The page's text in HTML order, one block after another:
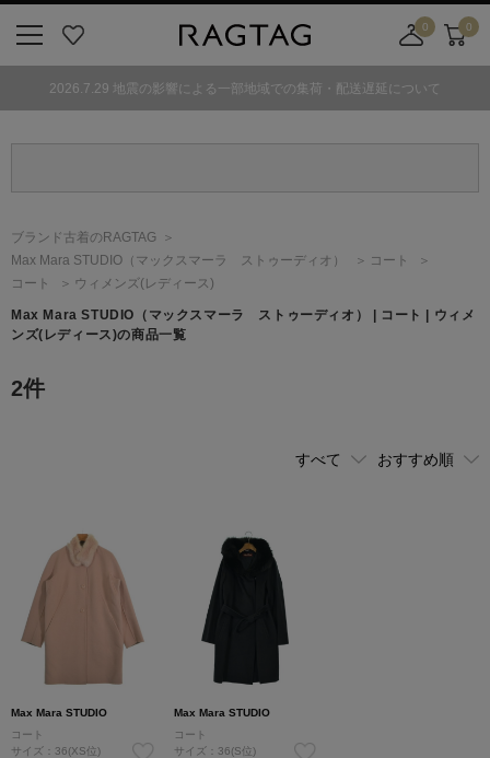
気
0
舗
カ
0
2026.7.29 地震の影響による一部地域での集荷・配送遅延について
ブランド古着のRAGTAG
Max Mara STUDIO （マックスマーラ ストゥーディオ）
コート
コート
ウィメンズ(レディース)
Max Mara STUDIO （マックスマーラ ストゥーディオ）
| コート | ウィメ
ンズ(レディース)の商品一覧
2件
Max Mara STUDIO
コート
サイズ：36(XS位)
Max Mara STUDIO
コート
サイズ：36(S位)